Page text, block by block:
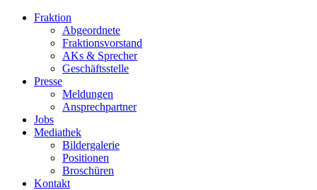
Fraktion
Abgeordnete
Fraktions­vorstand
AKs & Sprecher
Geschäftsstelle
Presse
Meldungen
Ansprechpartner
Jobs
Mediathek
Bildergalerie
Positionen
Broschüren
Kontakt